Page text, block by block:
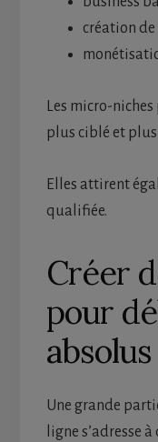
création
Les micro-
plus ciblé et
Elles attirent
qualifiée.
Créer
pour
absolus
Une grande
ligne s’adresse